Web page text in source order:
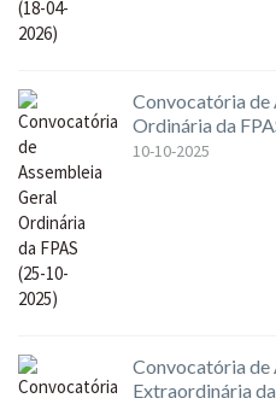
Convocatória de
Ordinária da
10-10-2025
Convocatória de
Extraordinária